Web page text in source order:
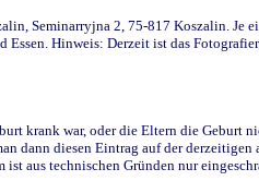
Seminarryjna 2, 75-817 Koszalin. Je
Hinweis: Derzeit ist das
krank war, oder die Eltern die Geburt
dann diesen Eintrag auf der derzeitigen
aus technischen Gründen nur